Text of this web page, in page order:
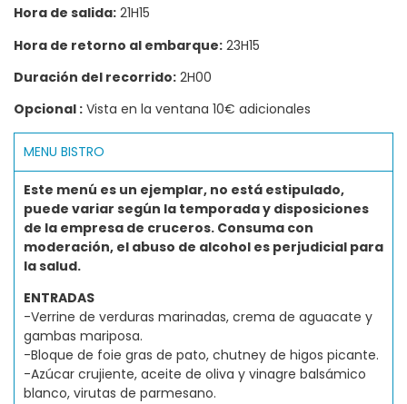
Hora de salida: 21H15
Hora de retorno al embarque: 23H15
Duración del recorrido: 2H00
Opcional : Vista en la ventana 10€ adicionales
MENU BISTRO
Este menú es un ejemplar, no está estipulado,
puede variar según la temporada y disposiciones
de la empresa de cruceros. Consuma con
moderación, el abuso de alcohol es perjudicial para
la salud.
ENTRADAS
-Verrine de verduras marinadas, crema de aguacate y
gambas mariposa.
-Bloque de foie gras de pato, chutney de higos picante.
-Azúcar crujiente, aceite de oliva y vinagre balsámico
blanco, virutas de parmesano.